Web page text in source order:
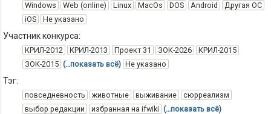
Windows Web (online) Linux MacOs DOS Android
Другая ОС
iOS
Не указано
Участник конкурса:
КРИЛ-2012 КРИЛ-2013 Проект 31 ЗОК-2026
КРИЛ-2015
ЗОК-2015 (…показать всё) Не указано
Тэг:
повседневность животные выживание
сюрреализм
выбор редакции
избранная на ifwiki (…показать всё)